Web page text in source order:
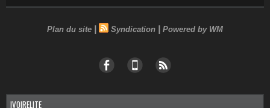
Plan du site | Syndication | Powered by WM
IVOIRELITE